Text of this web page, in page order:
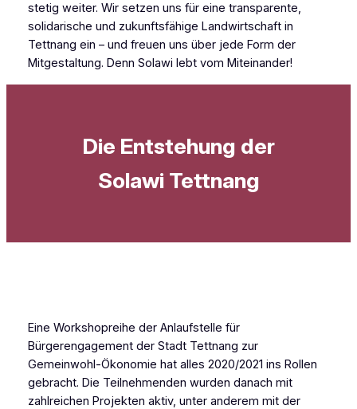
stetig weiter. Wir setzen uns für eine transparente,
solidarische und zukunftsfähige Landwirtschaft in
Tettnang ein – und freuen uns über jede Form der
Mitgestaltung. Denn Solawi lebt vom Miteinander!
Die Entstehung der
Solawi Tettnang
Eine Workshopreihe der Anlaufstelle für
Bürgerengagement der Stadt Tettnang zur
Gemeinwohl-Ökonomie hat alles 2020/2021 ins Rollen
gebracht. Die Teilnehmenden wurden danach mit
zahlreichen Projekten aktiv, unter anderem mit der